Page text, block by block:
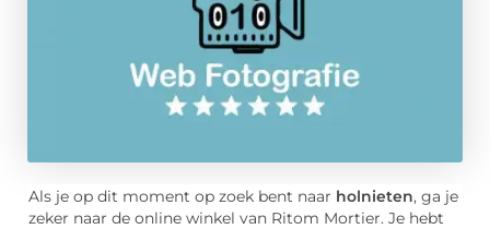
Als je op dit moment op zoek bent naar holnieten, ga je
zeker naar de online winkel van Ritom Mortier. Je hebt